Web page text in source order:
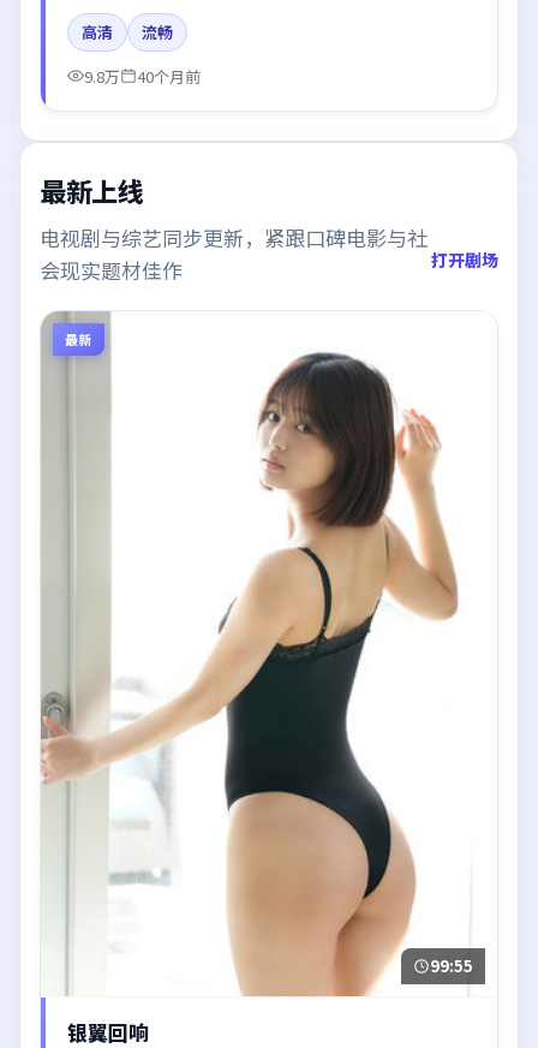
张译在片中呈现细腻表演，影像风格统一，配乐与剪辑
强化了情绪曲线。
高清
流畅
9.8万
40个月前
最新上线
电视剧与综艺同步更新，紧跟口碑电影与社
会现实题材佳作
打开剧场
最新
99:55
银翼回响